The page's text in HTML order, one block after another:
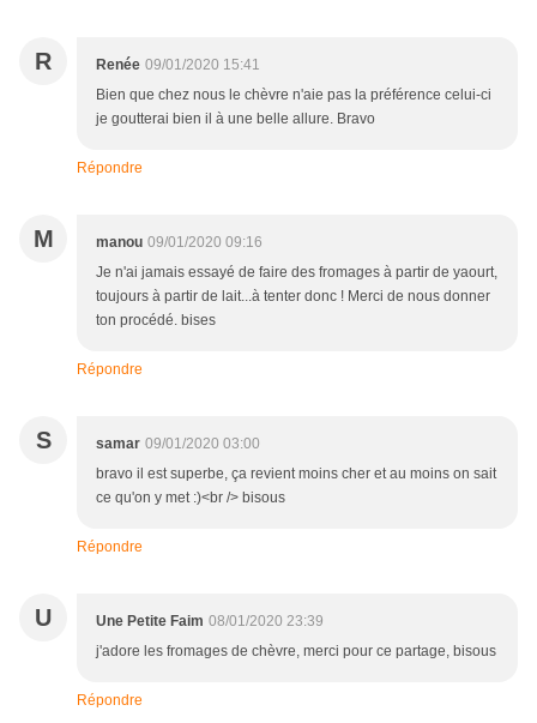
R Renée 09/01/2020 15:41
Bien que chez nous le chèvre n'aie pas la préférence celui-ci
je goutterai bien il à une belle allure. Bravo
Répondre
M manou 09/01/2020 09:16
Je n'ai jamais essayé de faire des fromages à partir de yaourt,
toujours à partir de lait...à tenter donc ! Merci de nous donner
ton procédé. bises
Répondre
S samar 09/01/2020 03:00
bravo il est superbe, ça revient moins cher et au moins on sait
ce qu'on y met :)<br /> bisous
Répondre
U Une Petite Faim 08/01/2020 23:39
j'adore les fromages de chèvre, merci pour ce partage, bisous
Répondre